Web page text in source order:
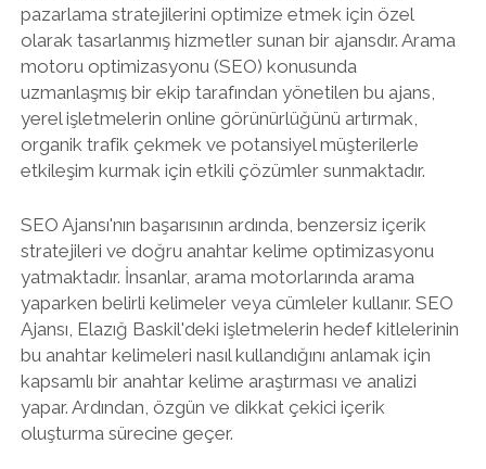
pazarlama stratejilerini optimize etmek için özel
olarak tasarlanmış hizmetler sunan bir ajansdır. Arama
motoru optimizasyonu (SEO) konusunda
uzmanlaşmış bir ekip tarafından yönetilen bu ajans,
yerel işletmelerin online görünürlüğünü artırmak,
organik trafik çekmek ve potansiyel müşterilerle
etkileşim kurmak için etkili çözümler sunmaktadır.
SEO Ajansı'nın başarısının ardında, benzersiz içerik
stratejileri ve doğru anahtar kelime optimizasyonu
yatmaktadır. İnsanlar, arama motorlarında arama
yaparken belirli kelimeler veya cümleler kullanır. SEO
Ajansı, Elazığ Baskil'deki işletmelerin hedef kitlelerinin
bu anahtar kelimeleri nasıl kullandığını anlamak için
kapsamlı bir anahtar kelime araştırması ve analizi
yapar. Ardından, özgün ve dikkat çekici içerik
oluşturma sürecine geçer.